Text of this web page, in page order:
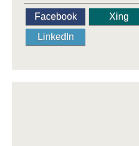
Facebook Xing
LinkedIn